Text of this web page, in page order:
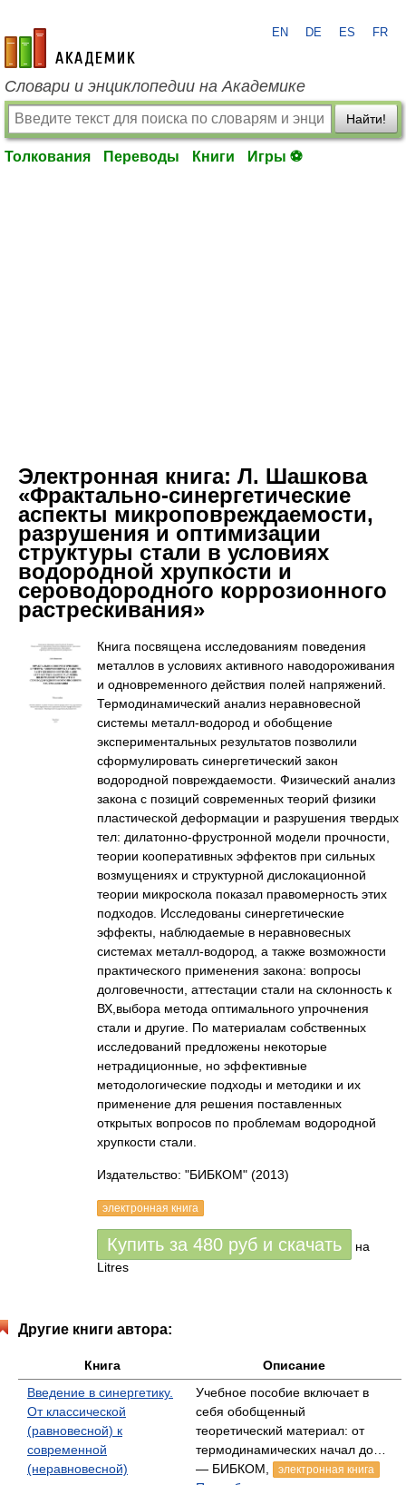
academic.ru
EN DE ES FR
Словари и энциклопедии на Академике
Найти!
Толкования Переводы Книги Игры ⚽
Электронная книга: Л. Шашкова
«Фрактально-синергетические
аспекты микроповреждаемости,
разрушения и оптимизации
структуры стали в условиях
водородной хрупкости и
сероводородного коррозионного
растрескивания»
Книга посвящена исследованиям поведения
металлов в условиях активного наводороживания
и одновременного действия полей напряжений.
Термодинамический анализ неравновесной
системы металл-водород и обобщение
экспериментальных результатов позволили
сформулировать синергетический закон
водородной повреждаемости. Физический анализ
закона с позиций современных теорий физики
пластической деформации и разрушения твердых
тел: дилатонно-фрустронной модели прочности,
теории кооперативных эффектов при сильных
возмущениях и структурной дислокационной
теории микроскола показал правомерность этих
подходов. Исследованы синергетические
эффекты, наблюдаемые в неравновесных
системах металл-водород, а также возможности
практического применения закона: вопросы
долговечности, аттестации стали на склонность к
ВХ,выбора метода оптимального упрочнения
стали и другие. По материалам собственных
исследований предложены некоторые
нетрадиционные, но эффективные
методологические подходы и методики и их
применение для решения поставленных
открытых вопросов по проблемам водородной
хрупкости стали.
Издательство: "БИБКОМ" (2013)
электронная книга
Купить за 480 руб и скачать
на
Litres
Другие книги автора:
Книга
Описание
Введение в синергетику.
От классической
(равновесной) к
современной
(неравновесной)
Учебное пособие включает в
себя обобщенный
теоретический материал: от
термодинамических начал до…
— БИБКОМ,
электронная книга